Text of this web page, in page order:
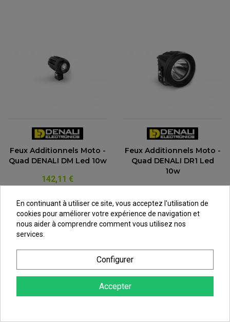
Feux Additionnels Moto -
Quad DENALI DM Led 10w
142,11 €
Feux Additionnels Moto -
Quad DENALI DR1 Led
10w
210,23 €
au lieu de226,06 €
RUPTURE DE STOCK
En continuant à utiliser ce site, vous acceptez l'utilisation de
cookies pour améliorer votre expérience de navigation et
nous aider à comprendre comment vous utilisez nos
services.
Configurer
Accepter